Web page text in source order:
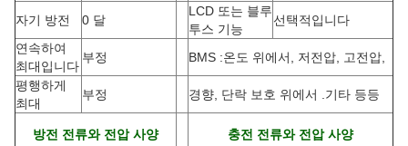
자기 방전 0 달
LCD 또는 블루
투스 기능
선택적입니다
연속하여
최대입니다
부정
BMS :온도 위에서, 저전압, 고전압,
평행하게
최대
부정 경향, 단락 보호 위에서 .기타 등등
방전 전류와 전압 사양 충전 전류와 전압 사양